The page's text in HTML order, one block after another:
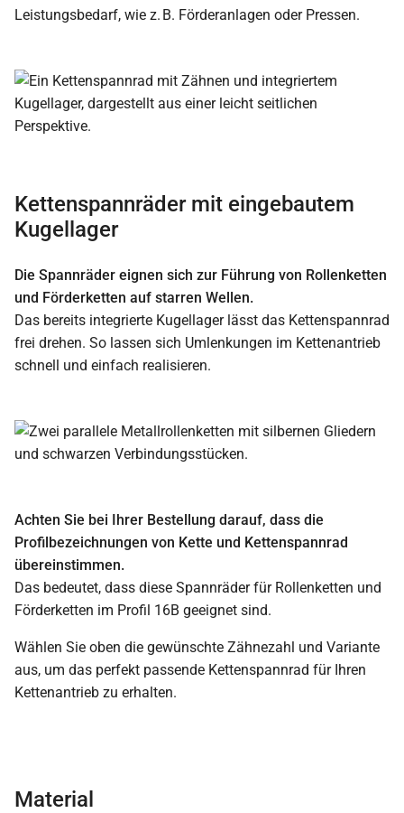
Leistungsbedarf, wie z. B. Förderanlagen oder Pressen.
Kettenspannräder mit eingebautem
Kugellager
Die Spannräder eignen sich zur Führung von Rollenketten
und Förderketten auf starren Wellen.
Das bereits integrierte Kugellager lässt das Kettenspannrad
frei drehen. So lassen sich Umlenkungen im Kettenantrieb
schnell und einfach realisieren.
Achten Sie bei Ihrer Bestellung darauf, dass die
Profilbezeichnungen von Kette und Kettenspannrad
übereinstimmen.
Das bedeutet, dass diese Spannräder für Rollenketten und
Förderketten im Profil 16B geeignet sind.
Wählen Sie oben die gewünschte Zähnezahl und Variante
aus, um das perfekt passende Kettenspannrad für Ihren
Kettenantrieb zu erhalten.
Material